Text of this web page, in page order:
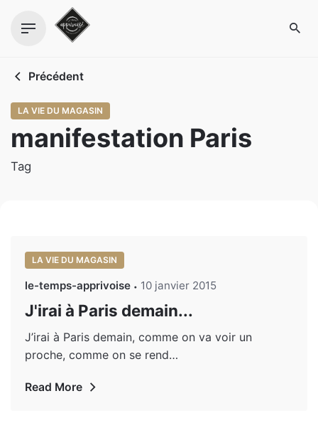
Précédent
LA VIE DU MAGASIN
manifestation Paris
Tag
LA VIE DU MAGASIN
le-temps-apprivoise 10 janvier 2015
J'irai à Paris demain...
J’irai à Paris demain, comme on va voir un
proche, comme on se rend…
Read More